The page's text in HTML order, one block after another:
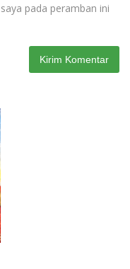
pada peramban ini